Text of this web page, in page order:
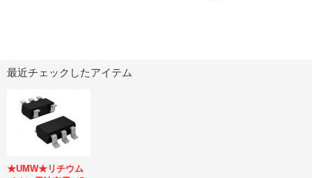
最近チェックしたアイテム
★UMW★リチウム